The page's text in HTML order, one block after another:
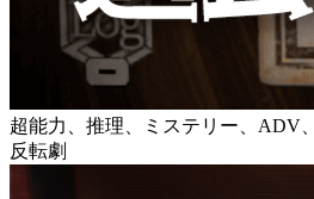
超能力、推理、ミステリー、ADV
反転劇